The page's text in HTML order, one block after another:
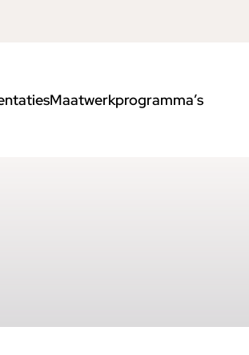
Maatwerkprogramma’s